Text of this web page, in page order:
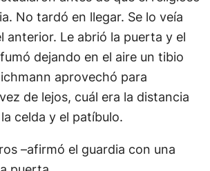
No tardó en llegar. Se lo veía
anterior. Le abrió la puerta y el
dejando en el aire un tibio
aprovechó para
de lejos, cuál era la distancia
celda y el patíbulo.
–afirmó el guardia con una